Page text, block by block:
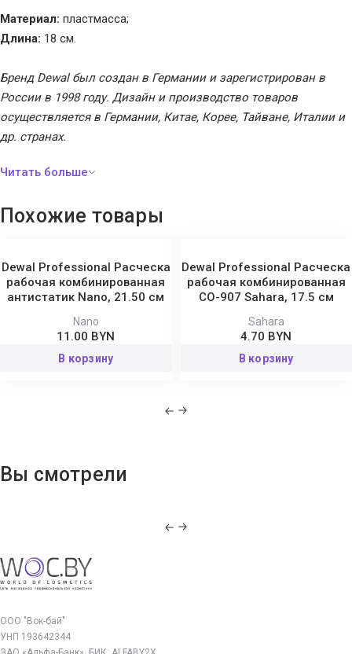
Материал: пластмасса;
Длина: 18 см.
Бренд Dewal был создан в Германии и зарегистрирован в
России в 1998 году. Дизайн и производство товаров
осуществляется в Германии, Китае, Корее, Тайване, Италии и
др. странах.
Похожие товары
Dewal Professional Расческа
рабочая комбинированная
антистатик Nano, 21.50 см
Nano
11.00 BYN
В корзину
Dewal Professional Расческа
рабочая комбинированная
CO-907 Sahara, 17.5 см
Sahara
4.70 BYN
В корзину
Вы смотрели
ООО "Вок-бай"
УНП 193642344